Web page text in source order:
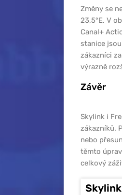
Změny se
23,5°E. V
Canal+
stanice
zákazníci
výrazně
Závěr
Skylink i
zákazníků.
nebo
těmto
celkový
Skylink